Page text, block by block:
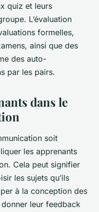
quiz et leurs
L’évaluation
formelles,
ainsi que des
des auto-
par les pairs.
dans le
soit
les apprenants
Cela peut signifier
les sujets qu’ils
à la conception des
leur feedback